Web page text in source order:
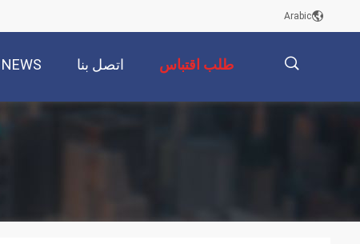
Arabic
NEWS اتصل بنا طلب اقتباس